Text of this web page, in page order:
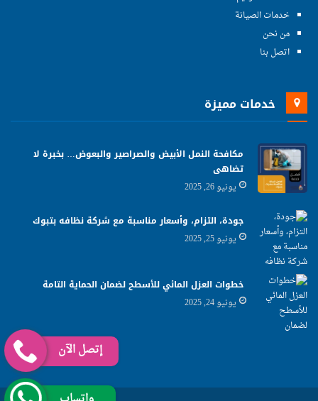
خدمات الصيانة
من نحن
اتصل بنا
خدمات مميزة
مكافحة النمل الأبيض والصراصير والبعوض… بخبرة لا
تضاهى
يونيو 26, 2025
جودة، التزام، وأسعار مناسبة مع شركة نظافه بتبوك
يونيو 25, 2025
خطوات العزل المائي للأسطح لضمان الحماية التامة
يونيو 24, 2025
إتصل الآن